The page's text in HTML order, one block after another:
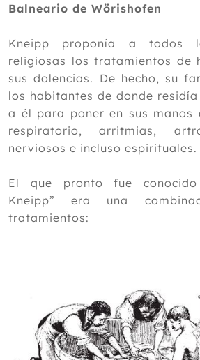
Balneario de Wörishofen
Kneipp proponía a todos
religiosas los tratamientos de
sus dolencias. De hecho, su
los habitantes de donde
a él para poner en sus manos
respiratorio, arritmias,
nerviosos e incluso espirituales.
El que pronto fue conocido
Kneipp” era una
tratamientos: